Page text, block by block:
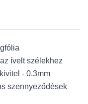
ívelt szélekhez
- 0.3mm
szennyeződések